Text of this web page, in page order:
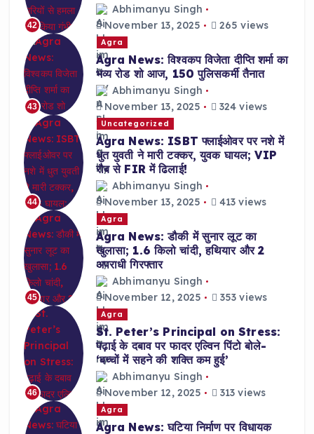
42
Abhimanyu Singh
November 13, 2025
265 views
43
Agra
Agra News: विश्वकप विजेता दीप्ति शर्मा का
भव्य रोड शो आज, 150 पुलिसकर्मी तैनात
Abhimanyu Singh
November 13, 2025
324 views
44
Uncategorized
Agra News: ISBT फ्लाईओवर पर नशे में
धुत युवती ने मारी टक्कर, युवक घायल; VIP
रौब से FIR में ढिलाई!
Abhimanyu Singh
November 13, 2025
413 views
45
Agra
Agra News: डौकी में सुनार लूट का
खुलासा; 1.6 किलो चांदी, हथियार और 2
अपराधी गिरफ्तार
Abhimanyu Singh
November 12, 2025
353 views
46
Agra
St. Peter’s Principal on Stress:
पढ़ाई के दबाव पर फादर एल्विन पिंटो बोले-
‘बच्चों में सहने की शक्ति कम हुई’
Abhimanyu Singh
November 12, 2025
313 views
Agra
Agra News: घटिया निर्माण पर विधायक